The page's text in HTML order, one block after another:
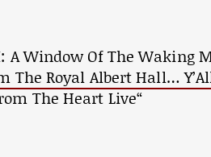
A Window Of The Waking
The Royal Albert Hall…
The Heart Live“